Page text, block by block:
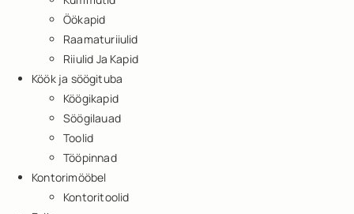
Öökapid
Raamaturiiulid
Riiulid Ja Kapid
Köök ja söögituba
Köögikapid
Söögilauad
Toolid
Tööpinnad
Kontorimööbel
Kontoritoolid